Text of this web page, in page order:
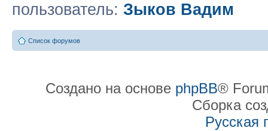
пользователь: Зыков Вадим
Список форумов
Создано на основе phpBB®
Сборка
Русская